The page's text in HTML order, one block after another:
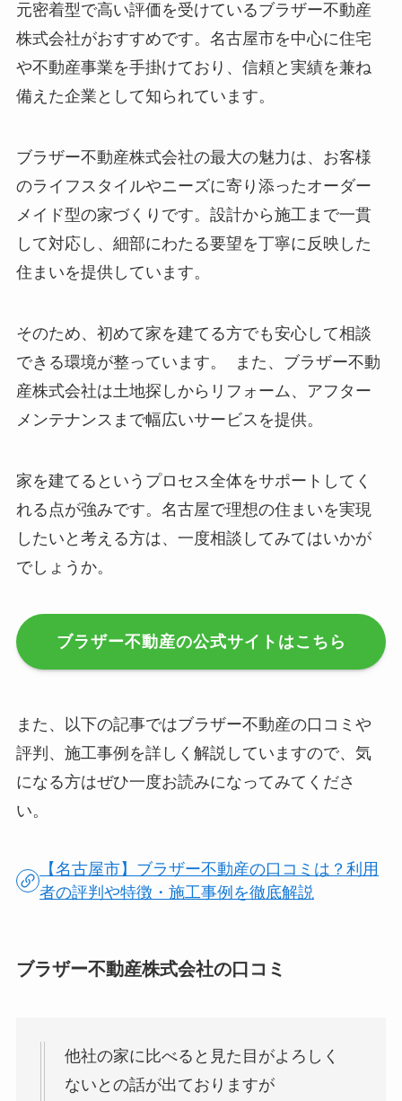
元密着型で高い評価を受けているブラザー不動産
株式会社がおすすめです。名古屋市を中心に住宅
や不動産事業を手掛けており、信頼と実績を兼ね
備えた企業として知られています。
ブラザー不動産株式会社の最大の魅力は、お客様
のライフスタイルやニーズに寄り添ったオーダー
メイド型の家づくりです。設計から施工まで一貫
して対応し、細部にわたる要望を丁寧に反映した
住まいを提供しています。
そのため、初めて家を建てる方でも安心して相談
できる環境が整っています。 また、ブラザー不動
産株式会社は土地探しからリフォーム、アフター
メンテナンスまで幅広いサービスを提供。
家を建てるというプロセス全体をサポートしてく
れる点が強みです。名古屋で理想の住まいを実現
したいと考える方は、一度相談してみてはいかが
でしょうか。
ブラザー不動産の公式サイトはこちら
また、以下の記事ではブラザー不動産の口コミや
評判、施工事例を詳しく解説していますので、気
になる方はぜひ一度お読みになってみてくださ
い。
【名古屋市】ブラザー不動産の口コミは？利用
者の評判や特徴・施工事例を徹底解説
ブラザー不動産株式会社の口コミ
他社の家に比べると見た目がよろしく
ないとの話が出ておりますが